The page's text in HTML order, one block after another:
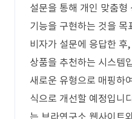
설문을 통해 개인 맞춤형
기능을 구현하는 것을 목
비자가 설문에 응답한 후
상품을 추천하는 시스템
새로운 유형으로 매핑하
식으로 개선할 예정입니
는 브라연구소 웹사이트